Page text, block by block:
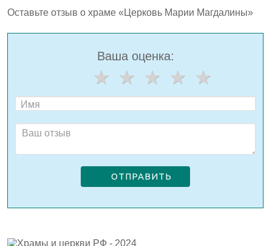
Оставьте отзыв о храме «Церковь Марии Магдалины»
Ваша оценка:
ОТПРАВИТЬ